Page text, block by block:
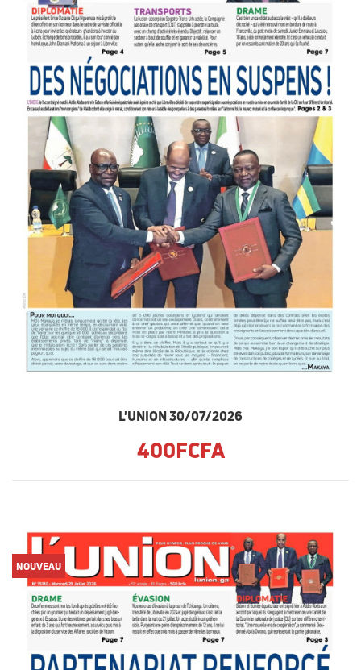
L'UNION 30/07/2026
400FCFA
NOUVEAU